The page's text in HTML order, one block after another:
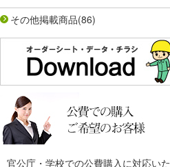
その他掲載商品(86)
官公庁・学校での公費購入に対応いた